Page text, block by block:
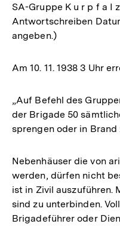
SA-Gruppe K u r p f a I
Antwortschreiben
angeben.)
Am 10. 11. 1938 3 Uhr
„Auf Befehl des
der Brigade 50
sprengen oder in Brand
Nebenhäuser die von
werden, dürfen nicht
ist in Zivil auszuführen.
sind zu unterbinden.
Brigadeführer oder